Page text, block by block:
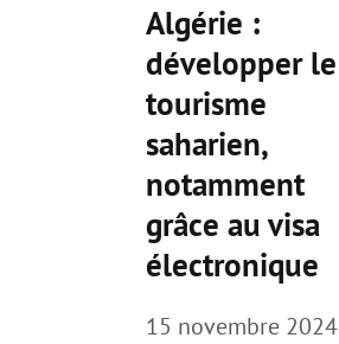
Algérie :
développer le
tourisme
saharien,
notamment
grâce au visa
électronique
15 novembre 2024